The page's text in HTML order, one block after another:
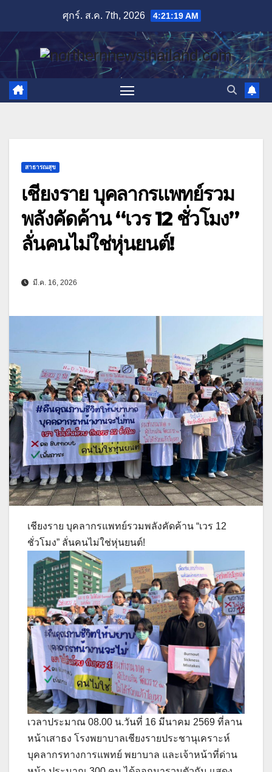
content
ศุกร์. ส.ค. 7th, 2026 4:21:20 AM
สาธารณสุข
เชียงราย บุคลากรแพทย์รวม
พลังคัดค้าน “เวร 12 ชั่วโมง”
ลั่นคนไม่ใช่หุ่นยนต์!
มี.ค. 16, 2026
เชียงราย บุคลากรแพทย์รวมพลังคัดค้าน “เวร 12
ชั่วโมง” ลั่นคนไม่ใช่หุ่นยนต์!
เวลาประมาณ 08.00 น.วันที่ 16 มีนาคม 2569 ที่ลาน
หน้าเสาธง โรงพยาบาลเชียงรายประชานุเคราะห์
บุคลากรทางการแพทย์ พยาบาล และเจ้าหน้าที่ด่าน